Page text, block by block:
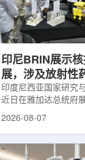
印尼BRIN展示
展，涉及放射性
辐照应用
印度尼西亚国家研究
近日在雅加达总统府
究成果。BRIN局长阿
粮食和健康等领域。
2026-08-07